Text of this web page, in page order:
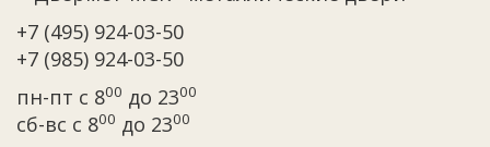
+7 (495) 924-03-50
+7 (985) 924-03-50
пн-пт с 800 до 2300
сб-вс с 800 до 2300